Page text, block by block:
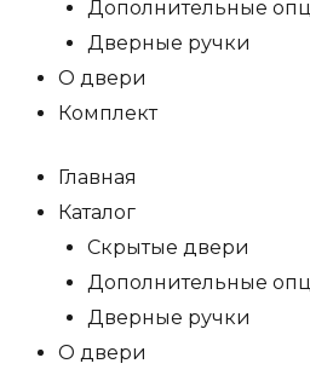
Дополнительные
Дверные ручки
О двери
Комплект
Главная
Каталог
Скрытые двери
Дополнительные
Дверные ручки
О двери